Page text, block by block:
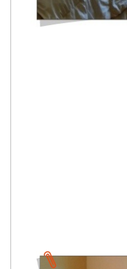
1. 방 2층(